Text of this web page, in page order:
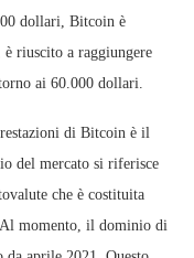
dollari, Bitcoin è
riuscito a raggiungere
ai 60.000 dollari.
di Bitcoin è il
del mercato si riferisce
che è costituita
momento, il dominio di